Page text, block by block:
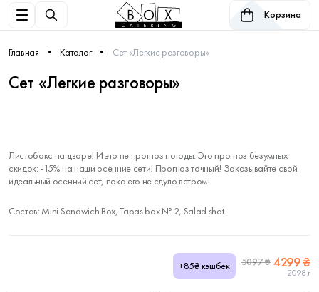
Корзина
Главная Каталог Сет «Легкие разговоры»
Сет «Легкие разговоры»
Листобокс на дворе! И это не прогноз погоды. Это прогноз безумных
скидок: -15% на наши осенние сети! Прогноз точный! Заказывайте свой
идеальный осенний сет, пока его не сдуло ветром!
Состав: Mini Sandwich Box, Tapas box № 2, Salad shot.
+85₴ кэшбек 5097 ₴ 4299 ₴
2098 г